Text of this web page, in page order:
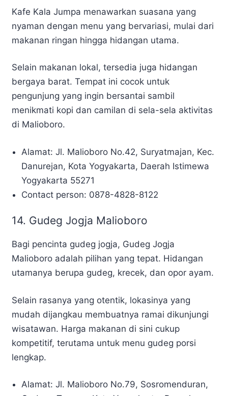
Kafe Kala Jumpa menawarkan suasana yang
nyaman dengan menu yang bervariasi, mulai dari
makanan ringan hingga hidangan utama.
Selain makanan lokal, tersedia juga hidangan
bergaya barat. Tempat ini cocok untuk
pengunjung yang ingin bersantai sambil
menikmati kopi dan camilan di sela-sela aktivitas
di Malioboro.
Alamat: Jl. Malioboro No.42, Suryatmajan, Kec.
Danurejan, Kota Yogyakarta, Daerah Istimewa
Yogyakarta 55271
Contact person: 0878-4828-8122
14. Gudeg Jogja Malioboro
Bagi pencinta gudeg jogja, Gudeg Jogja
Malioboro adalah pilihan yang tepat. Hidangan
utamanya berupa gudeg, krecek, dan opor ayam.
Selain rasanya yang otentik, lokasinya yang
mudah dijangkau membuatnya ramai dikunjungi
wisatawan. Harga makanan di sini cukup
kompetitif, terutama untuk menu gudeg porsi
lengkap.
Alamat: Jl. Malioboro No.79, Sosromenduran,